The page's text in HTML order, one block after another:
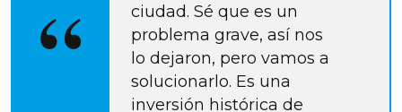
ciudad. Sé que es un
problema grave, así nos
lo dejaron, pero vamos a
solucionarlo. Es una